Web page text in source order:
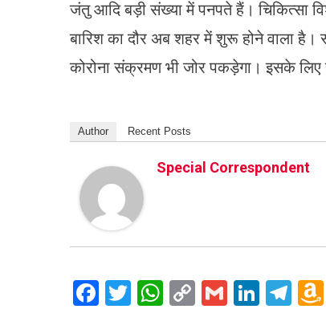
जंतु आदि बड़ी संख्या में पनपते हैं। चिकित्सा
बारिश का दौर अब शहर में शुरू होने वाला है।
कोरोना संक्रमण भी जोर पकड़ेगा। इसके लिए
Author Recent Posts
Special Correspondent
Facebook
Twitter
WhatsApp
CopyGmail